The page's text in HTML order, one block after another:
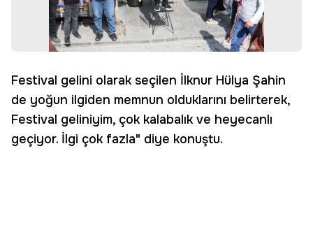
Festival gelini olarak seçilen İlknur Hülya Şahin
de yoğun ilgiden memnun olduklarını belirterek,
Festival geliniyim, çok kalabalık ve heyecanlı
geçiyor. İlgi çok fazla" diye konuştu.